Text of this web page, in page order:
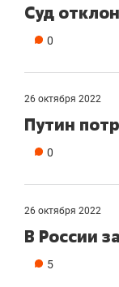
Суд
0
26 октября 2022
Путин
0
26 октября 2022
В России
5